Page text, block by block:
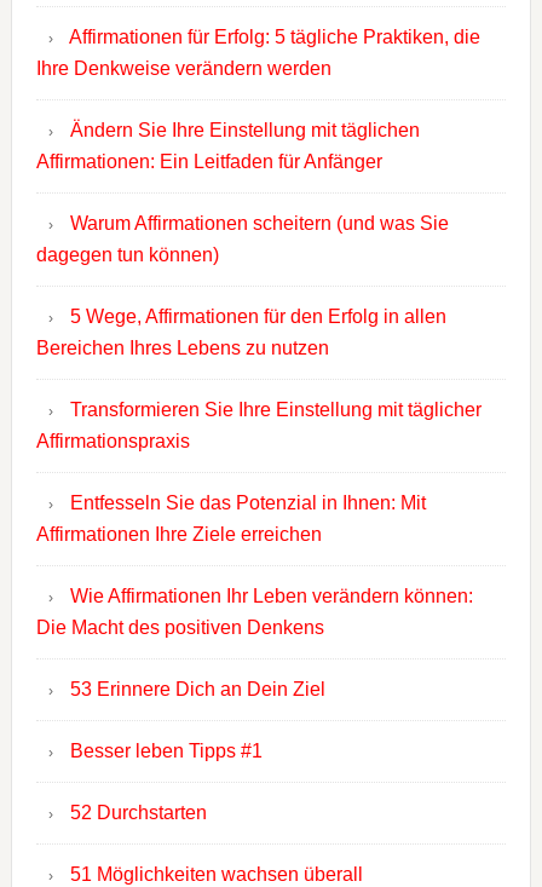
Affirmationen für Erfolg: 5 tägliche Praktiken, die
Ihre Denkweise verändern werden
Ändern Sie Ihre Einstellung mit täglichen
Affirmationen: Ein Leitfaden für Anfänger
Warum Affirmationen scheitern (und was Sie
dagegen tun können)
5 Wege, Affirmationen für den Erfolg in allen
Bereichen Ihres Lebens zu nutzen
Transformieren Sie Ihre Einstellung mit täglicher
Affirmationspraxis
Entfesseln Sie das Potenzial in Ihnen: Mit
Affirmationen Ihre Ziele erreichen
Wie Affirmationen Ihr Leben verändern können:
Die Macht des positiven Denkens
53 Erinnere Dich an Dein Ziel
Besser leben Tipps #1
52 Durchstarten
51 Möglichkeiten wachsen überall